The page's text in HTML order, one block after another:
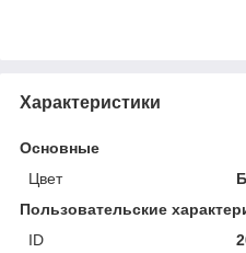
Характеристики
Основные
Цвет
Пользовательские
ID